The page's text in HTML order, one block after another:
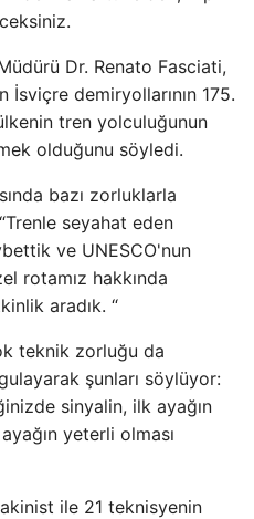
Dr. Renato Fasciati,
İsviçre demiryollarının 175.
tren yolculuğunun
olduğunu söyledi.
bazı zorluklarla
seyahat eden
ve UNESCO'nun
rotamız hakkında
aradık. “
teknik zorluğu da
şunları söylüyor:
sinyalin, ilk ayağın
yeterli olması
ile 21 teknisyenin